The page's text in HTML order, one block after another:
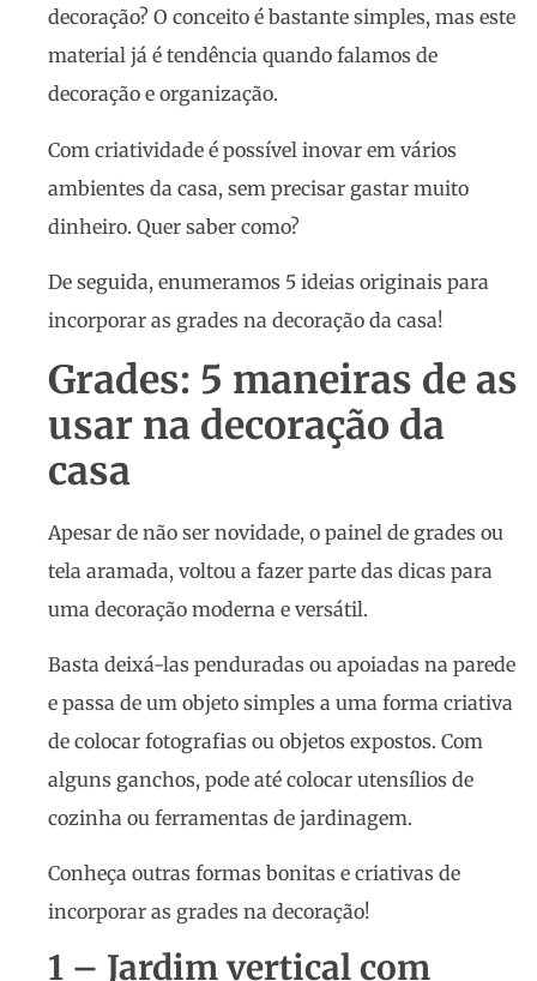
decoração? O conceito é bastante simples, mas este
material já é tendência quando falamos de
decoração e organização.
Com criatividade é possível inovar em vários
ambientes da casa, sem precisar gastar muito
dinheiro. Quer saber como?
De seguida, enumeramos 5 ideias originais para
incorporar as grades na decoração da casa!
Grades: 5 maneiras de as
usar na decoração da
casa
Apesar de não ser novidade, o painel de grades ou
tela aramada, voltou a fazer parte das dicas para
uma decoração moderna e versátil.
Basta deixá-las penduradas ou apoiadas na parede
e passa de um objeto simples a uma forma criativa
de colocar fotografias ou objetos expostos. Com
alguns ganchos, pode até colocar utensílios de
cozinha ou ferramentas de jardinagem.
Conheça outras formas bonitas e criativas de
incorporar as grades na decoração!
1 – Jardim vertical com